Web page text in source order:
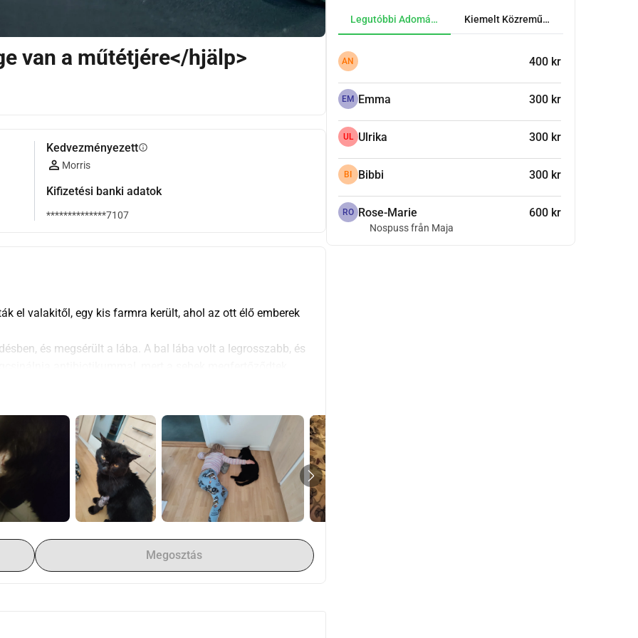
van a műtétjére</hjälp>
Kedvezményezettinfo
Morris
Kifizetési banki adatok
**************7107
el valakitől, egy kis farmra került, ahol az ott élő emberek
és megsérült a lába. A bal lába volt a legrosszabb, és
kellett vinnünk. Ott megkapták a chipet,
amely során csak három törött és laza fogat találtak,
jön.
de azt hittem, csak bedugult. Kaptam egy időpontot, és
hogy rekeszizom sérve van, ami miatt a hasi szervek
hogy megnézzük a lehetőségeket.
keresek valakit, aki olcsóbban elvégezheti.
és szeretettel.
Megosztás
Legutóbbi Adományok Kiemelt Közreműködők
AN 400 kr
EM Emma 300 kr
UL Ulrika 300 kr
BI Bibbi 300 kr
RO Rose-Marie 600 kr
Nospuss från Maja